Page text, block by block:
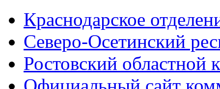
Краснодарское
Северо-Осетинский
Ростовский